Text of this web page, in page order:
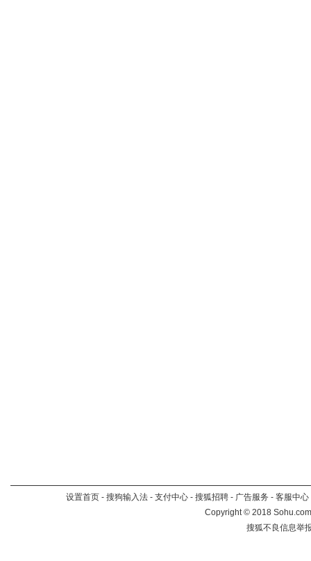
设置首页 - 搜狗输入法 - 支付中心 - 搜狐招聘 - 广告服务 - 客服中心
Copyright©2018
搜狐不良信息举